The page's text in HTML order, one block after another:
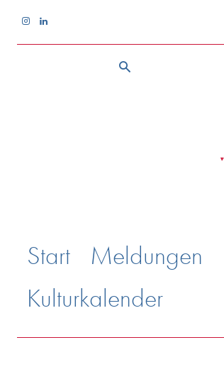
Start Meldungen
Kulturkalender